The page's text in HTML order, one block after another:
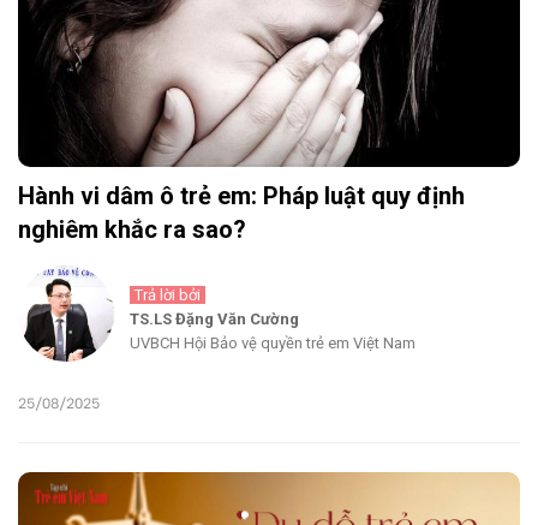
Hành vi dâm ô trẻ em: Pháp luật quy định
nghiêm khắc ra sao?
Trả lời bởi
TS.LS Đặng Văn Cường
UVBCH Hội Bảo vệ quyền trẻ em Việt Nam
25/08/2025